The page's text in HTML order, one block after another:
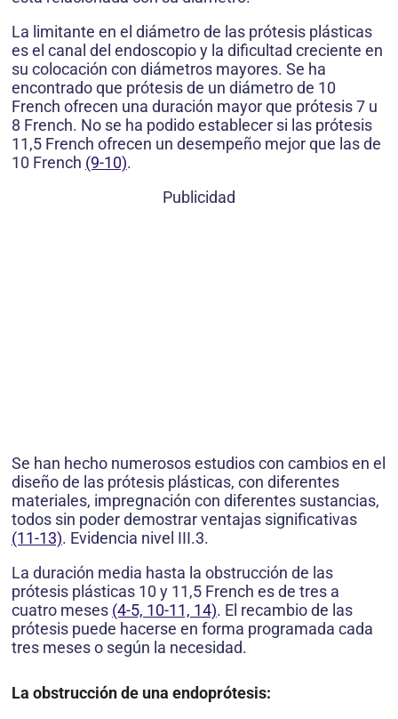
La limitante en el diámetro de las prótesis plásticas
es el canal del endoscopio y la dificultad creciente en
su colocación con diámetros mayores. Se ha
encontrado que prótesis de un diámetro de 10
French ofrecen una duración mayor que prótesis 7 u
8 French. No se ha podido establecer si las prótesis
11,5 French ofrecen un desempeño mejor que las de
10 French (9-10).
Publicidad
Se han hecho numerosos estudios con cambios en el
diseño de las prótesis plásticas, con diferentes
materiales, impregnación con diferentes sustancias,
todos sin poder demostrar ventajas significativas
(11-13). Evidencia nivel III.3.
La duración media hasta la obstrucción de las
prótesis plásticas 10 y 11,5 French es de tres a
cuatro meses (4-5, 10-11, 14). El recambio de las
prótesis puede hacerse en forma programada cada
tres meses o según la necesidad.
La obstrucción de una endoprótesis: